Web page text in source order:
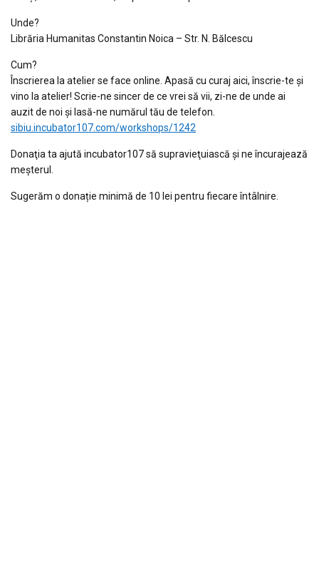
Unde?
Librăria Humanitas Constantin Noica – Str. N. Bălcescu
Cum?
Înscrierea la atelier se face online. Apasă cu curaj aici, înscrie-te şi
vino la atelier! Scrie-ne sincer de ce vrei să vii, zi-ne de unde ai
auzit de noi și lasă-ne numărul tău de telefon.
sibiu.incubator107.com/workshops/1242
Donaţia ta ajută incubator107 să supravieţuiască și ne încurajează
meşterul.
Sugerăm o donație minimă de 10 lei pentru fiecare întâlnire.